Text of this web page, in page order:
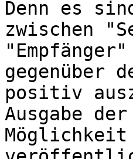
Denn es
zwischen
gegenüber
positiv
Ausgabe
Möglichkeit